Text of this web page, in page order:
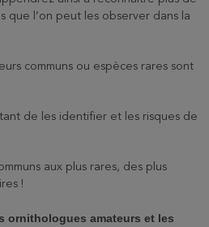
que l’on peut les observer dans la
communs ou espèces rares sont
de les identifier et les risques de
aux plus rares, des plus
!
ornithologues amateurs et les